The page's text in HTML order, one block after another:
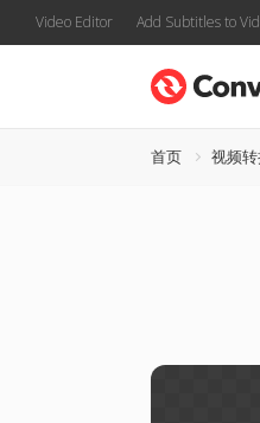
Video Editor Add Subtitles to
首页 视频